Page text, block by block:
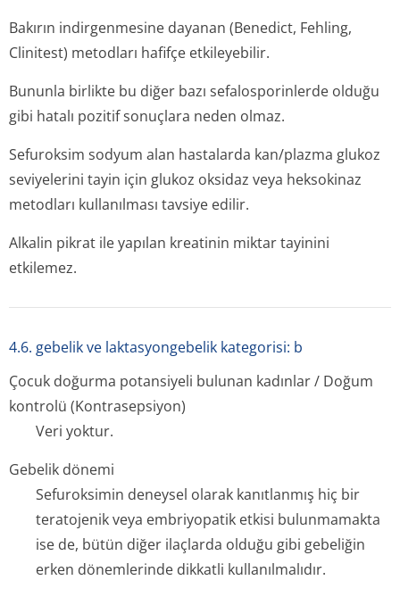
Bakırın indirgenmesine dayanan (Benedict, Fehling,
Clinitest) metodları hafifçe etkileyebilir.
Bununla birlikte bu diğer bazı sefalosporinlerde olduğu
gibi hatalı pozitif sonuçlara neden olmaz.
Sefuroksim sodyum alan hastalarda kan/plazma glukoz
seviyelerini tayin için glukoz oksidaz veya heksokinaz
metodları kullanılması tavsiye edilir.
Alkalin pikrat ile yapılan kreatinin miktar tayinini
etkilemez.
4.6. gebelik ve laktasyongebelik kategorisi: b
Çocuk doğurma potansiyeli bulunan kadınlar / Doğum
kontrolü (Kontrasepsiyon)
Veri yoktur.
Gebelik dönemi
Sefuroksimin deneysel olarak kanıtlanmış hiç bir
teratojenik veya embriyopatik etkisi bulunmamakta
ise de, bütün diğer ilaçlarda olduğu gibi gebeliğin
erken dönemlerinde dikkatli kullanılmalıdır.